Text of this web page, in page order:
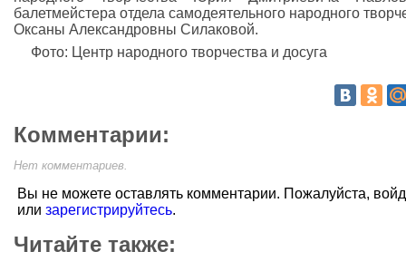
балетмейстера отдела самодеятельного народного
Оксаны Александровны Силаковой.
Фото: Центр народного творчества и досуга
Комментарии:
Нет комментариев.
Вы не можете оставлять комментарии. Пожалуйста,
или зарегистрируйтесь.
Читайте также: